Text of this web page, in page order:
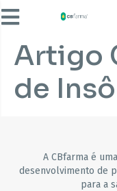
Artigo
de
A CBfarma é
desenvolvimento de
para a